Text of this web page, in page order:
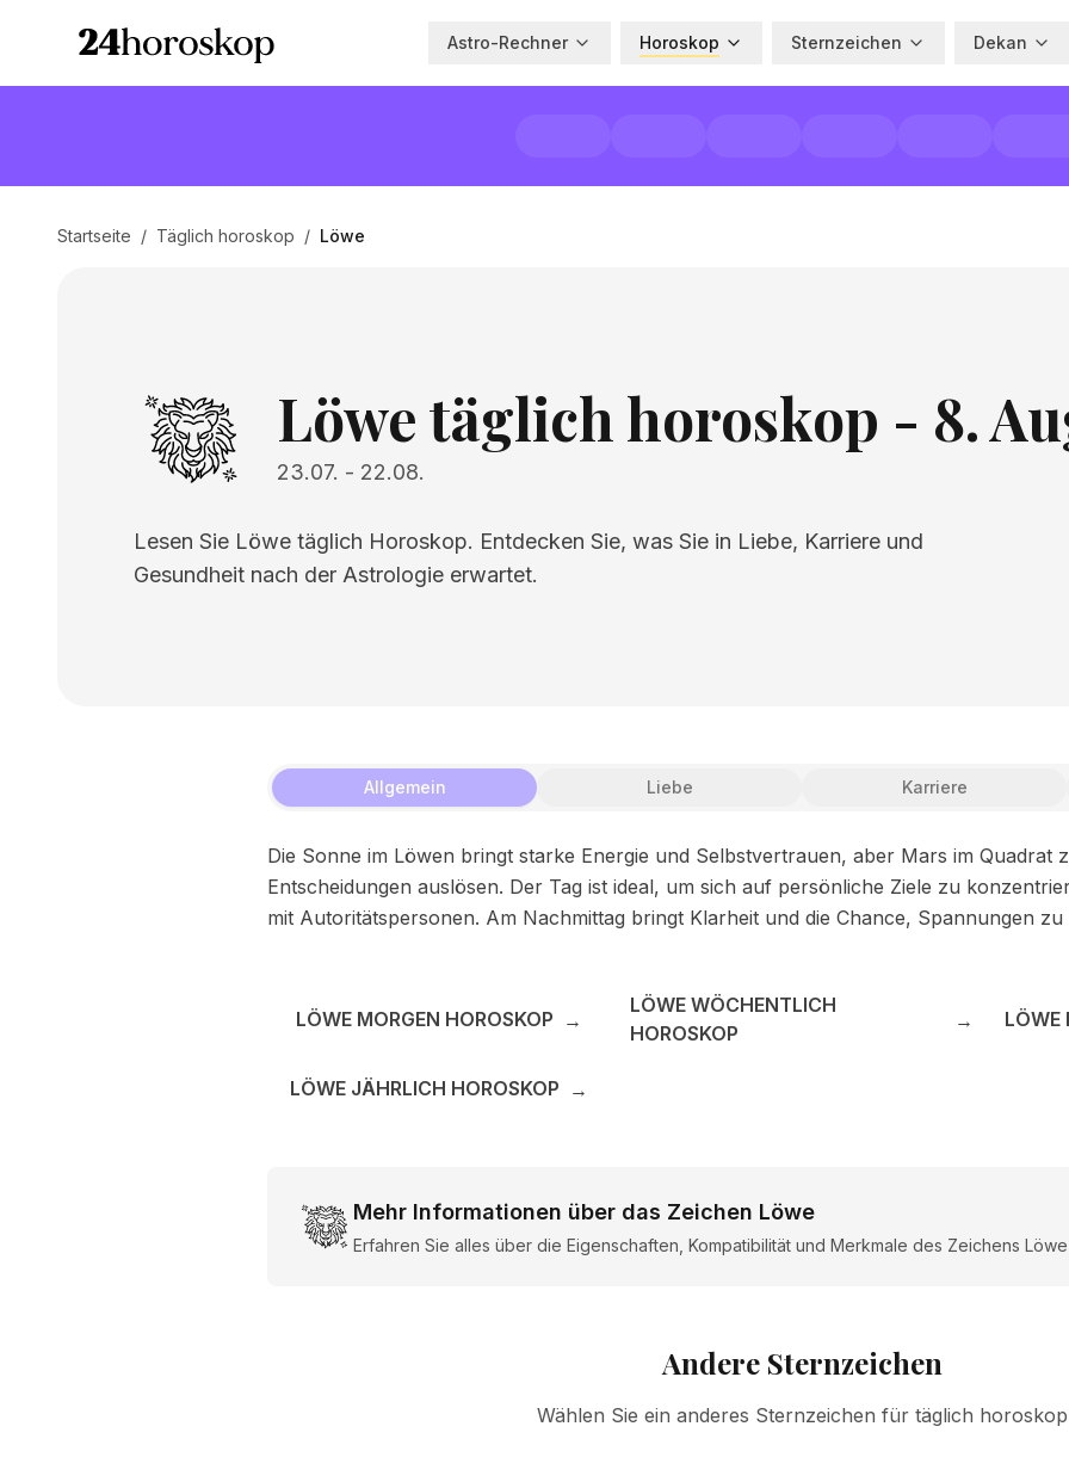
Astro-Rechner Horoskop Sternzeichen Dekan
Startseite / Täglich horoskop / Löwe
Löwe täglich horoskop - 8.
23.07. - 22.08.
Lesen Sie Löwe täglich Horoskop. Entdecken Sie, was Sie in Liebe, Karriere und
Gesundheit nach der Astrologie erwartet.
Allgemein Liebe Karriere
Die Sonne im Löwen bringt starke Energie und Selbstvertrauen, aber Mars im Quadrat
Entscheidungen auslösen. Der Tag ist ideal, um sich auf persönliche Ziele zu
mit Autoritätspersonen. Am Nachmittag bringt Klarheit und die Chance, Spannungen
LÖWE MORGEN HOROSKOP →
LÖWE WÖCHENTLICH
HOROSKOP
→ LÖWE
LÖWE JÄHRLICH HOROSKOP →
Mehr Informationen über das Zeichen Löwe
Erfahren Sie alles über die Eigenschaften, Kompatibilität und Merkmale des Zeichens Löwe
Andere Sternzeichen
Wählen Sie ein anderes Sternzeichen für täglich horoskop